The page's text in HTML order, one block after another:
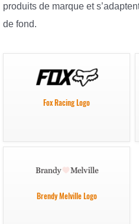
produits de marque et
de fond.
Fox Racing Logo
Brendy Melville Logo